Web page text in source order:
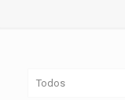
Todos